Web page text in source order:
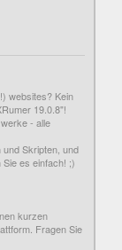
websites? Kein
19.0.8"!
- alle
und Skripten, und
es einfach! ;)
kurzen
Fragen Sie